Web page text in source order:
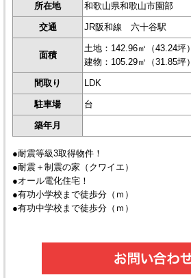
所在地 和歌山県和歌山市園部
交通 JR阪和線 六十谷駅
面積
土地：142.96㎡（43.24坪）
建物：105.29㎡（31.85坪）
間取り LDK
駐車場 台
築年月
●耐震等級3取得物件！
●耐震＋制震の家（クワイエ）
●オール電化住宅！
●有功小学校まで徒歩分（ｍ）
●有功中学校まで徒歩分（ｍ）